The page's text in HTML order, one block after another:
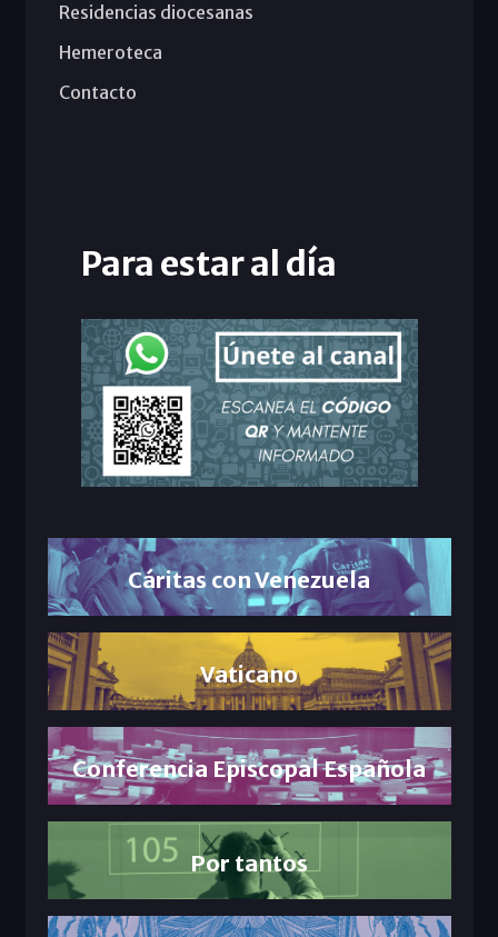
Residencias diocesanas
Hemeroteca
Contacto
Para estar al día
Cáritas con Venezuela
Vaticano
Conferencia Episcopal Española
Por tantos